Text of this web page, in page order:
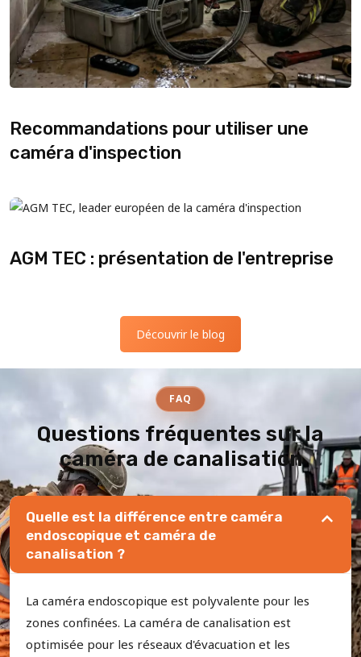
Recommandations pour utiliser une
caméra d'inspection
AGM TEC : présentation de l'entreprise
Découvrir le blog
FAQ
Questions fréquentes sur la
caméra de canalisation
Quelle est la différence entre caméra
endoscopique et caméra de
canalisation ?
La caméra endoscopique est polyvalente pour les
zones confinées. La caméra de canalisation est
optimisée pour les réseaux d'évacuation et les